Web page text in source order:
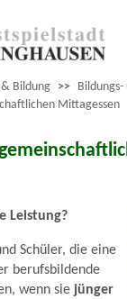
Bildung >>
Mittagessen
Leistung?
Schüler, die eine
berufsbildende
wenn sie jünger